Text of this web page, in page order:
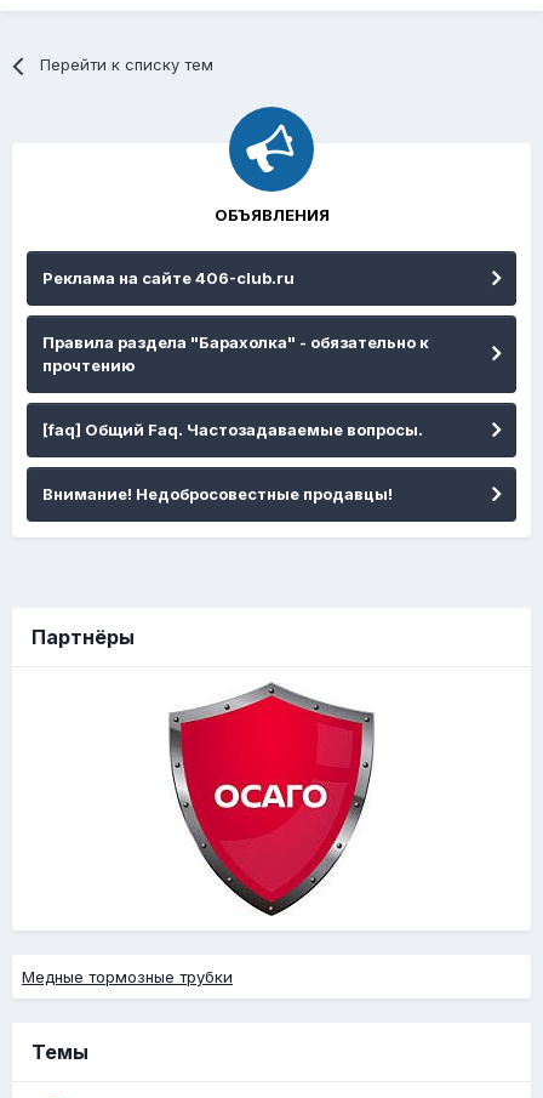
Перейти к списку тем
ОБЪЯВЛЕНИЯ
Реклама на сайте 406-club.ru
Правила раздела "Барахолка" - обязательно к
прочтению
[faq] Общий Faq. Частозадаваемые вопросы.
Внимание! Недобросовестные продавцы!
Партнёры
Медные тормозные трубки
Темы